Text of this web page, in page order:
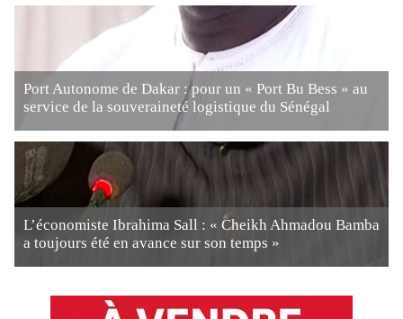
Port Autonome de Dakar : pour un « Port Bu Bess » au
service de la souveraineté logistique du Sénégal
L’économiste Ibrahima Sall : « Cheikh Ahmadou Bamba
a toujours été en avance sur son temps »